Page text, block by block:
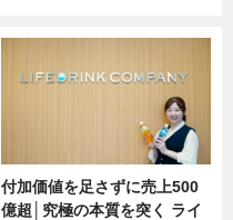
付加価値を足さずに売上500
億超│究極の本質を突く ライ